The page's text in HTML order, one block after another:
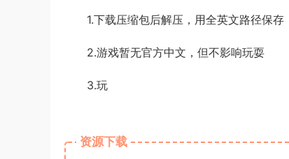
1.下载压缩包后解压，用全英文路径保存
2.游戏暂无官方中文，但不影响玩耍
3.玩
资源下载